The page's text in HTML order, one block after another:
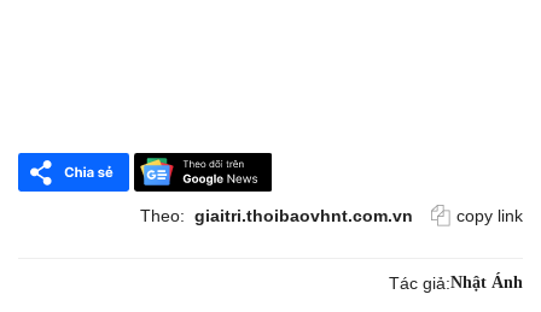
Theo: giaitri.thoibaovhnt.com.vn copy link
Tác giả:Nhật Ánh